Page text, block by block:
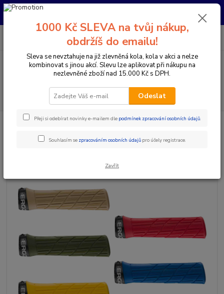
Pro nachystání kola / doplňků na prodejně si prosím zavolejte dopředu.
Menu
CZK
PO-PÁ 10:00-17:00 | SO: 9:00-12:00
Komponenty na kolo Gripy a omotávky
Gripy klasické / MTB
1000 Kč SLEVA na tvůj nákup,
obdržíš do emailu!
Sleva se nevztahuje na již zlevněná kola, kola v akci a nelze
kombinovat s jinou akcí. Slevu lze aplikovat při nákupu na
nezlevněné zboží nad 15.000 Kč s DPH.
Odeslat
Přeji si odebírat novinky e-mailem dle podmínek zpracování osobních údajů.
Souhlasím se zpracováním osobních údajů pro účely registrace.
Zavřít